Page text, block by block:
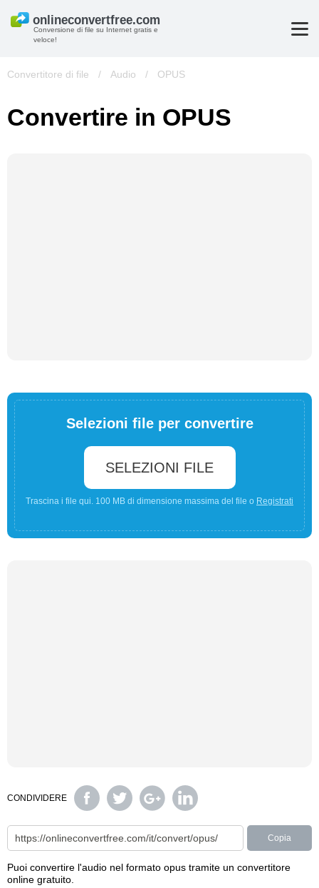
Conversione di file su Internet gratis e
veloce!
Convertitore di file / Audio / OPUS
Convertire in OPUS
Selezioni file per convertire
SELEZIONI FILE
Trascina i file qui. 100 MB di dimensione massima del file o Registrati
CONDIVIDERE
Copia
Puoi convertire l'audio nel formato opus tramite un convertitore
online gratuito.